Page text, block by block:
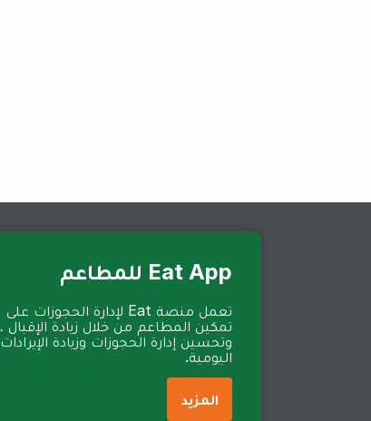
Eat App للمطاعم
تعمل منصة Eat لإدارة الحجوزات على
تمكين المطاعم من خلال زيادة الإقبال ،
وتحسين إدارة الحجوزات وزيادة الإيرادات
اليومية.
المزيد